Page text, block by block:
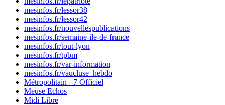
mesinfos.fr/lessor38
mesinfos.fr/lessor42
mesinfos.fr/nouvellespublications
mesinfos.fr/semaine-ile-de-france
mesinfos.fr/tout-lyon
mesinfos.fr/tpbm
mesinfos.fr/var-information
mesinfos.fr/vaucluse_hebdo
Métropolitain - 7 Officiel
Meuse Echos
Midi Libre